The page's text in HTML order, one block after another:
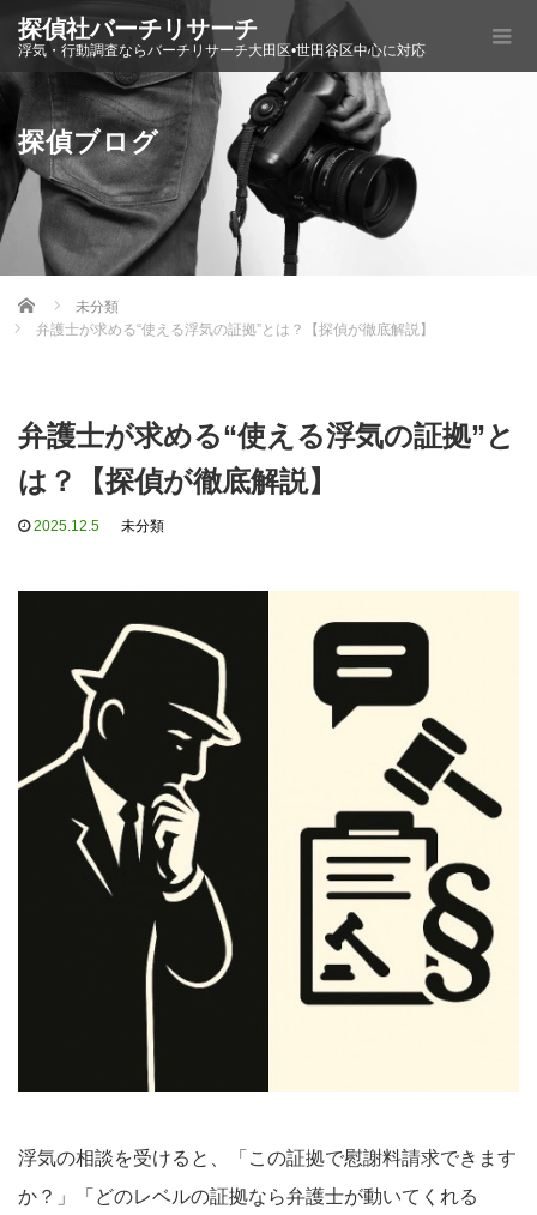
探偵社バーチリサーチ
浮気・行動調査ならバーチリサーチ大田区•世田谷区中心に対応
探偵ブログ
Home
未分類
弁護士が求める“使える浮気の証拠”とは？【探偵が徹底解説】
弁護士が求める“使える浮気の証拠”と
は？【探偵が徹底解説】
2025.12.5 未分類
浮気の相談を受けると、「この証拠で慰謝料請求できます
か？」「どのレベルの証拠なら弁護士が動いてくれる